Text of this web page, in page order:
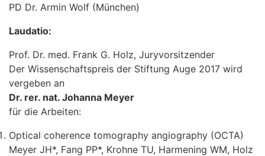
PD Dr. Armin Wolf (München)
Laudatio:
Prof. Dr. med. Frank G. Holz, Juryvorsitzender
Der Wissenschaftspreis der Stiftung Auge 2017 wird
vergeben an
Dr. rer. nat. Johanna Meyer
für die Arbeiten:
Optical coherence tomography angiography (OCTA)
Meyer JH*, Fang PP*, Krohne TU, Harmening WM, Holz